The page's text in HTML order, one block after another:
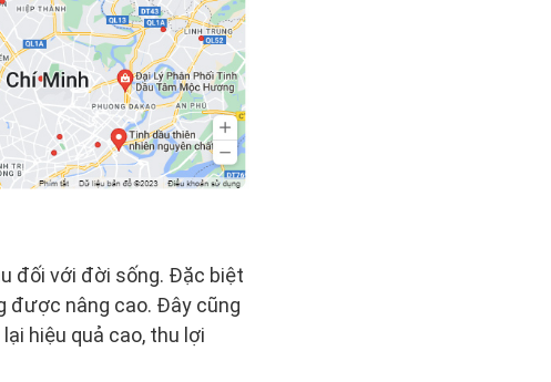
đối với đời sống. Đặc biệt
được nâng cao. Đây cũng
hiệu quả cao, thu lợi